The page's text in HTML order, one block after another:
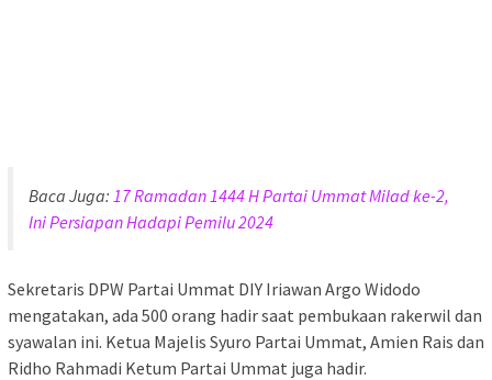
Baca Juga: 17 Ramadan 1444 H Partai Ummat Milad ke-2,
Ini Persiapan Hadapi Pemilu 2024
Sekretaris DPW Partai Ummat DIY Iriawan Argo Widodo
mengatakan, ada 500 orang hadir saat pembukaan rakerwil dan
syawalan ini. Ketua Majelis Syuro Partai Ummat, Amien Rais dan
Ridho Rahmadi Ketum Partai Ummat juga hadir.